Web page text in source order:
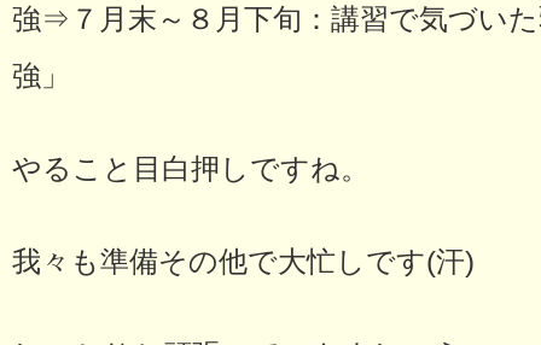
強⇒７月末～８月下旬：講習で気づい
強」
やること目白押しですね。
我々も準備その他で大忙しです(汗)